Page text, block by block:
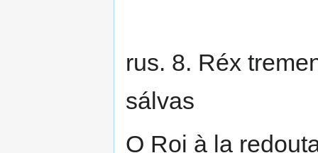
rus. 8. Réx
sálvas
O Roi à la